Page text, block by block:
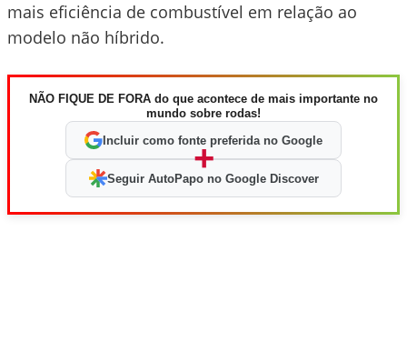
mais eficiência de combustível em relação ao
modelo não híbrido.
NÃO FIQUE DE FORA do que acontece de mais importante no
mundo sobre rodas!
Incluir como fonte preferida no Google
+
Seguir AutoPapo no Google Discover